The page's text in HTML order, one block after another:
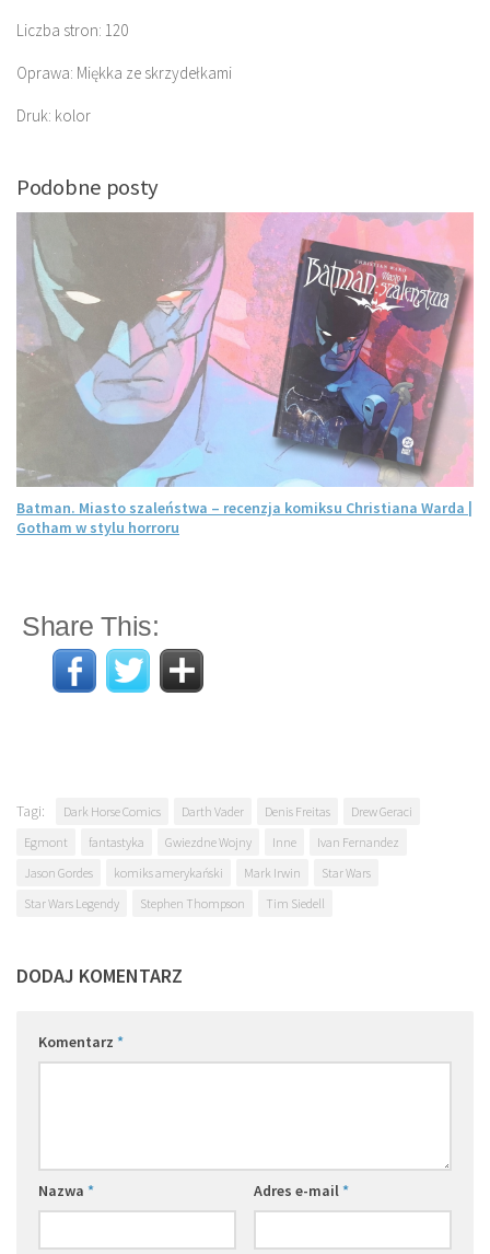
Liczba stron: 120
Oprawa: Miękka ze skrzydełkami
Druk: kolor
Podobne posty
Batman. Miasto szaleństwa – recenzja komiksu Christiana Warda |
Gotham w stylu horroru
Share This:
Tagi: Dark Horse Comics Darth Vader Denis Freitas
Drew Geraci
Egmont
fantastyka Gwiezdne Wojny Inne
Ivan Fernandez
Jason Gordes
komiks amerykański Mark Irwin
Star Wars
Star Wars Legendy
Stephen Thompson Tim Siedell
DODAJ KOMENTARZ
Komentarz *
Nazwa * Adres e-mail*